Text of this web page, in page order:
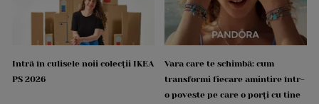
Intră în culisele noii colecții IKEA
PS 2026
Vara care te schimbă: cum
transformi fiecare amintire într-
o poveste pe care o porți cu tine